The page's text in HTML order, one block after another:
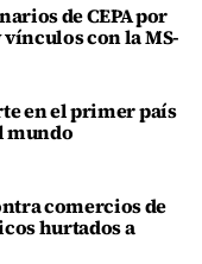
de CEPA por
con la MS-
en el primer país
mundo
comercios de
hurtados a